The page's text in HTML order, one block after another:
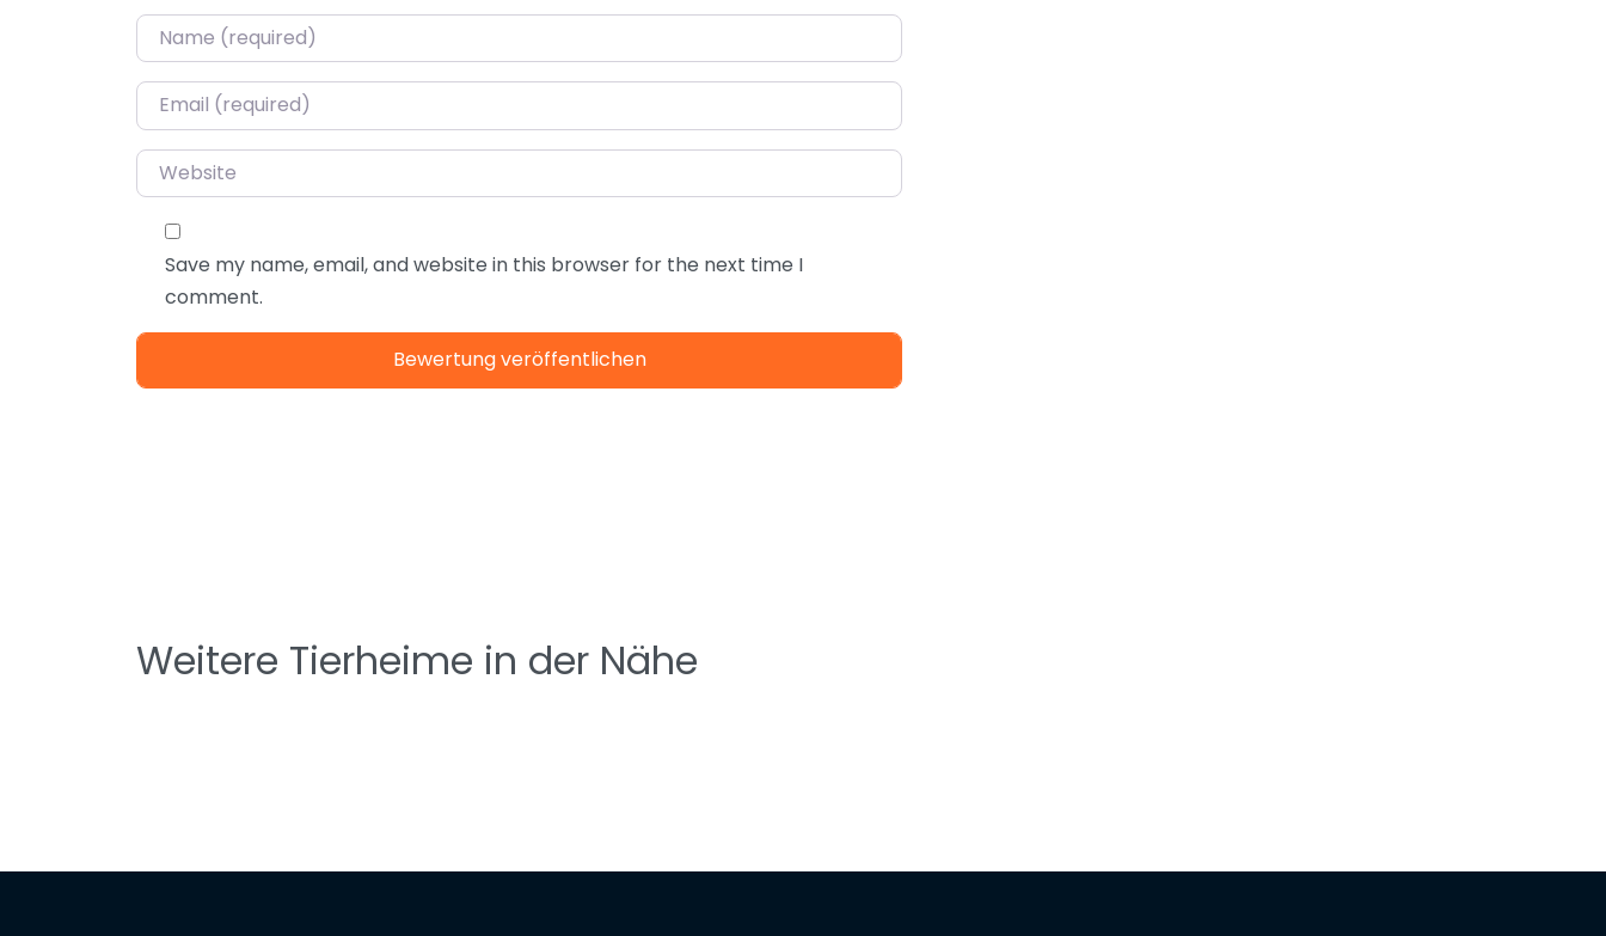
Name*
Email*
Website
Save my name, email, and website in this browser for the next time I
comment.
Weitere Tierheime in der Nähe